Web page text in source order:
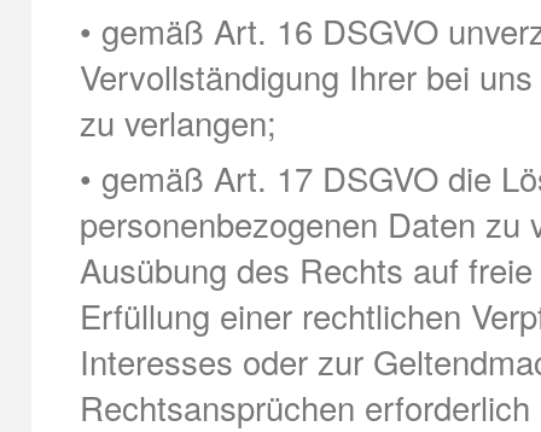
• gemäß Art. 16 DSGVO
Vervollständigung Ihrer bei
zu verlangen;
• gemäß Art. 17 DSGVO die
personenbezogenen Daten zu
Ausübung des Rechts auf
Erfüllung einer rechtlichen
Interesses oder zur
Rechtsansprüchen erforderlich